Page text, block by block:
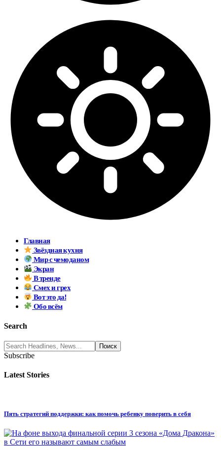
Главная
Звёздная кухня
Мир с чемоданом
Экран
В тренде
Смех и грех
Вот это да!
Обо всём
Search
Subscribe
Latest Stories
Пять стратегий поддержки: как помочь ребенку поверить в себя